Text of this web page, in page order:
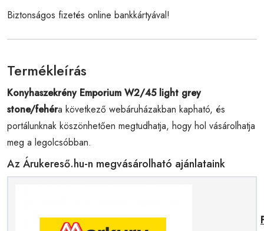
Biztonságos fizetés online bankkártyával!
Termékleírás
Konyhaszekrény Emporium W2/45 light grey
stone/fehéra következő webáruházakban kapható, és
portálunknak köszönhetően megtudhatja, hogy hol vásárolhatja
meg a legolcsóbban.
Az Árukereső.hu-n megvásárolható ajánlataink